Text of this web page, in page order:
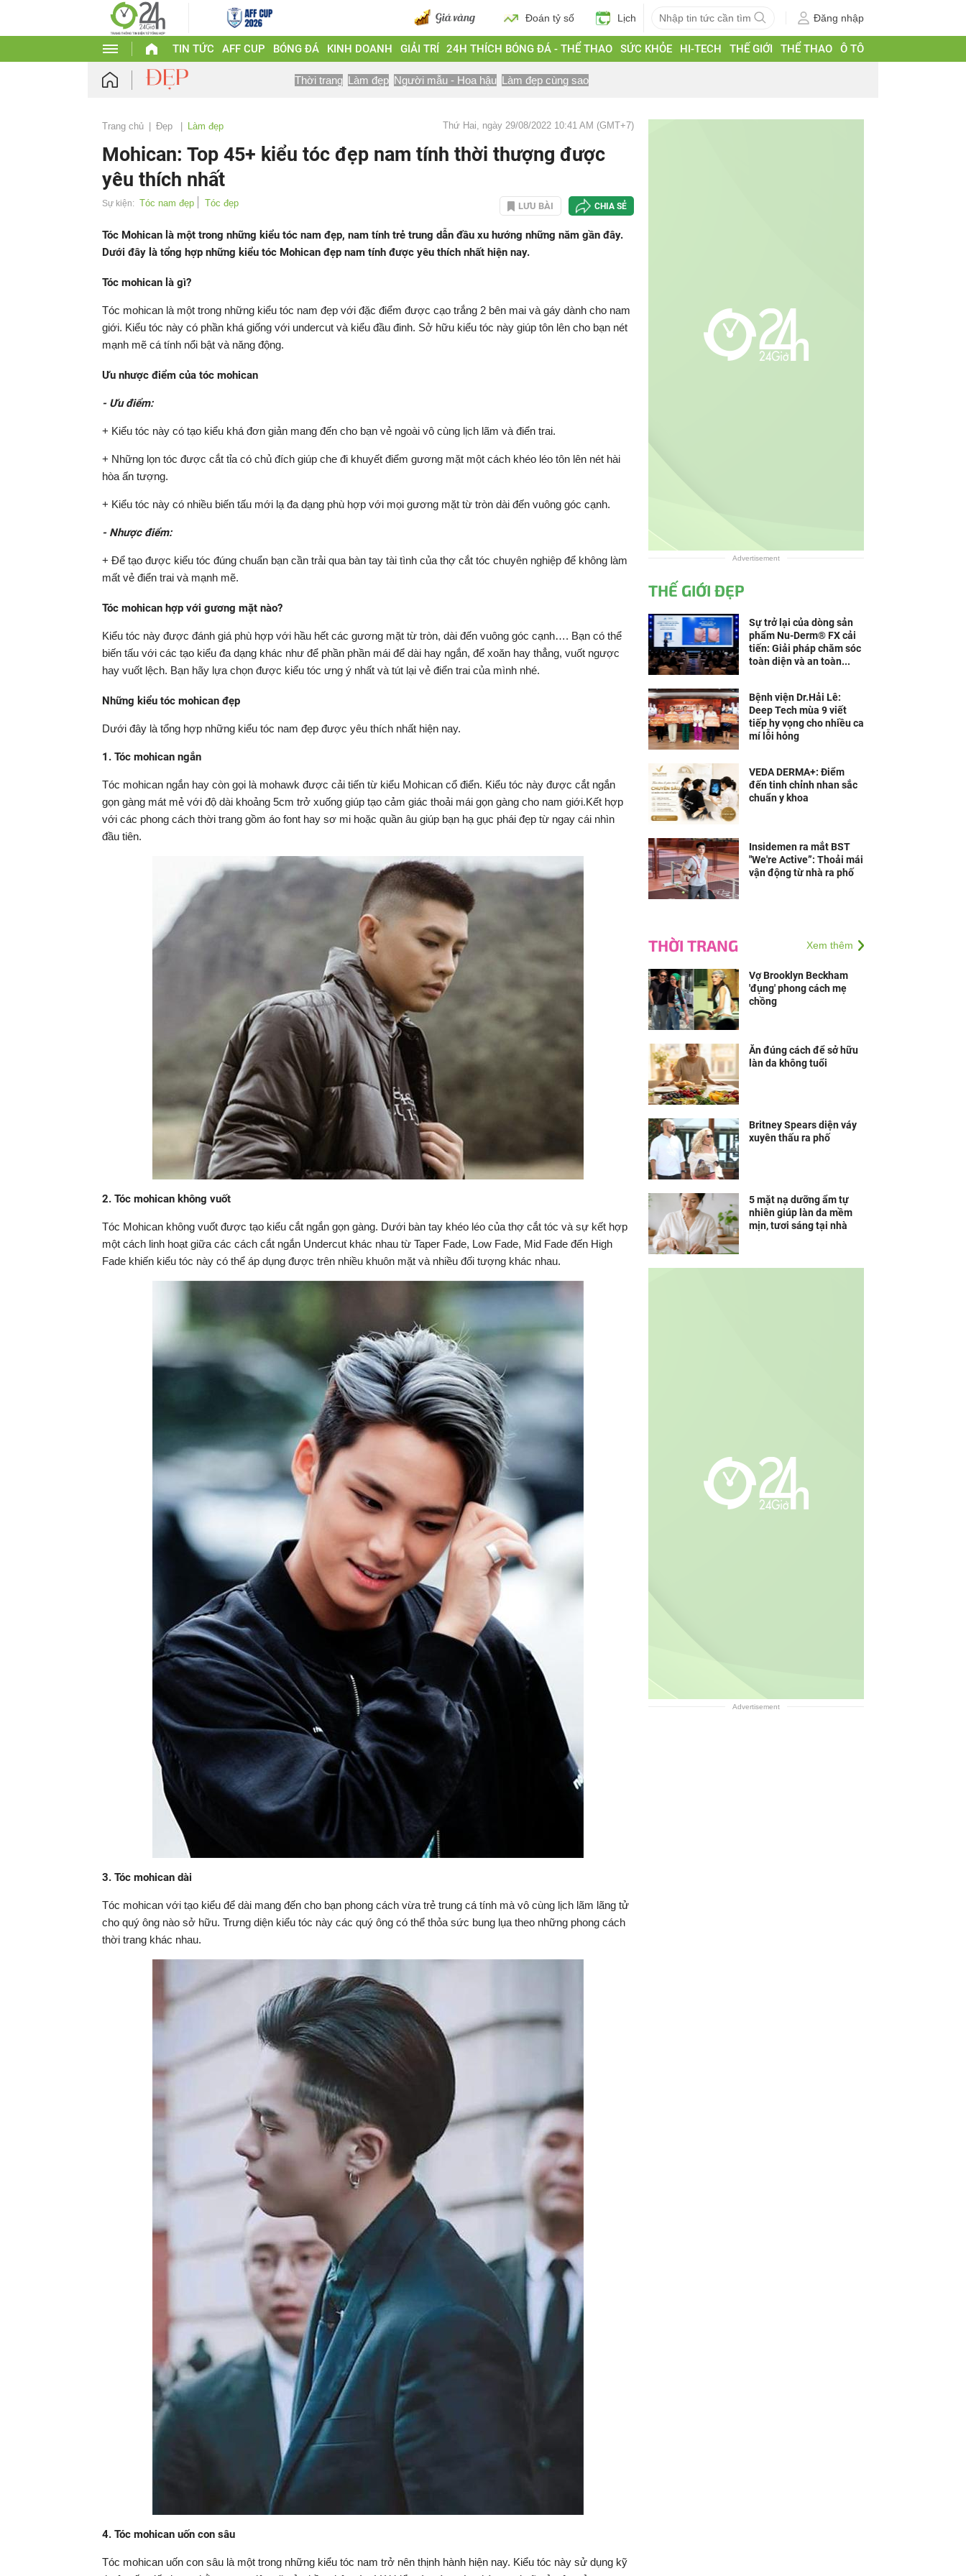
Đoán tỷ số Lịch Đăng nhập
TIN TỨC AFF CUP BÓNG ĐÁ KINH DOANH GIẢI TRÍ 24H THÍCH BÓNG ĐÁ - THỂ THAO SỨC KHỎE HI-TECH THẾ GIỚI THỂ THAO Ô TÔ
Thời trang Làm đẹp Người mẫu - Hoa hậu Làm đẹp cùng sao
Trang chủ Đẹp Làm đẹp Thứ Hai, ngày 29/08/2022 10:41 AM (GMT+7)
Mohican: Top 45+ kiểu tóc đẹp nam tính thời thượng được
yêu thích nhất
Sự kiện: Tóc nam đẹp Tóc đẹp LƯU BÀI CHIA SẺ
Tóc Mohican là một trong những kiểu tóc nam đẹp, nam tính trẻ trung dẫn đầu xu hướng những năm gần đây.
Dưới đây là tổng hợp những kiểu tóc Mohican đẹp nam tính được yêu thích nhất hiện nay.
Tóc mohican là gì?
Tóc mohican là một trong những kiểu tóc nam đẹp với đặc điểm được cạo trắng 2 bên mai và gáy dành cho nam
giới. Kiểu tóc này có phần khá giống với undercut và kiểu đầu đinh. Sở hữu kiểu tóc này giúp tôn lên cho bạn nét
mạnh mẽ cá tính nổi bật và năng động.
Ưu nhược điểm của tóc mohican
- Ưu điểm:
+ Kiểu tóc này có tạo kiểu khá đơn giản mang đến cho bạn vẻ ngoài vô cùng lịch lãm và điển trai.
+ Những lọn tóc được cắt tỉa có chủ đích giúp che đi khuyết điểm gương mặt một cách khéo léo tôn lên nét hài
hòa ấn tượng.
+ Kiểu tóc này có nhiều biến tấu mới lạ đa dạng phù hợp với mọi gương mặt từ tròn dài đến vuông góc cạnh.
- Nhược điểm:
+ Để tạo được kiểu tóc đúng chuẩn bạn cần trải qua bàn tay tài tình của thợ cắt tóc chuyên nghiệp để không làm
mất vẻ điển trai và mạnh mẽ.
Tóc mohican hợp với gương mặt nào?
Kiểu tóc này được đánh giá phù hợp với hầu hết các gương mặt từ tròn, dài đến vuông góc cạnh…. Bạn có thể
biến tấu với các tạo kiểu đa dạng khác như để phần phần mái để dài hay ngắn, để xoăn hay thẳng, vuốt ngược
hay vuốt lệch. Bạn hãy lựa chọn được kiểu tóc ưng ý nhất và tút lại vẻ điển trai của mình nhé.
Những kiểu tóc mohican đẹp
Dưới đây là tổng hợp những kiểu tóc nam đẹp được yêu thích nhất hiện nay.
1. Tóc mohican ngắn
Tóc mohican ngắn hay còn gọi là mohawk được cải tiến từ kiểu Mohican cổ điển. Kiểu tóc này được cắt ngắn
gọn gàng mát mẻ với độ dài khoảng 5cm trở xuống giúp tạo cảm giác thoải mái gọn gàng cho nam giới.Kết hợp
với các phong cách thời trang gồm áo font hay sơ mi hoặc quần âu giúp bạn hạ gục phái đẹp từ ngay cái nhìn
đầu tiên.
2. Tóc mohican không vuốt
Tóc Mohican không vuốt được tạo kiểu cắt ngắn gọn gàng. Dưới bàn tay khéo léo của thợ cắt tóc và sự kết hợp
một cách linh hoạt giữa các cách cắt ngắn Undercut khác nhau từ Taper Fade, Low Fade, Mid Fade đến High
Fade khiến kiểu tóc này có thể áp dụng được trên nhiều khuôn mặt và nhiều đối tượng khác nhau.
3. Tóc mohican dài
Tóc mohican với tạo kiểu để dài mang đến cho bạn phong cách vừa trẻ trung cá tính mà vô cùng lịch lãm lãng tử
cho quý ông nào sở hữu. Trưng diện kiểu tóc này các quý ông có thể thỏa sức bung lụa theo những phong cách
thời trang khác nhau.
4. Tóc mohican uốn con sâu
Tóc mohican uốn con sâu là một trong những kiểu tóc nam trở nên thịnh hành hiện nay. Kiểu tóc này sử dụng kỹ
Advertisement
THẾ GIỚI ĐẸP
Sự trở lại của dòng sản
phẩm Nu-Derm® FX cải
tiến: Giải pháp chăm sóc
toàn diện và an toàn...
Bệnh viện Dr.Hải Lê:
Deep Tech mùa 9 viết
tiếp hy vọng cho nhiều ca
mí lỗi hỏng
VEDA DERMA+: Điểm
đến tinh chỉnh nhan sắc
chuẩn y khoa
Insidemen ra mắt BST
"We're Active”: Thoải mái
vận động từ nhà ra phố
THỜI TRANG Xem thêm
Vợ Brooklyn Beckham
'đụng' phong cách mẹ
chồng
Ăn đúng cách để sở hữu
làn da không tuổi
Britney Spears diện váy
xuyên thấu ra phố
5 mặt nạ dưỡng ẩm tự
nhiên giúp làn da mềm
mịn, tươi sáng tại nhà
Advertisement